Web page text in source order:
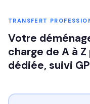
TRANSFERT
Votre
charge de A à
dédiée, suivi